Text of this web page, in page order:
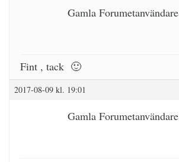
Gamla Forumetanvändare
Fint , tack 🙂
2017-08-09 kl. 19:01
Gamla Forumetanvändare